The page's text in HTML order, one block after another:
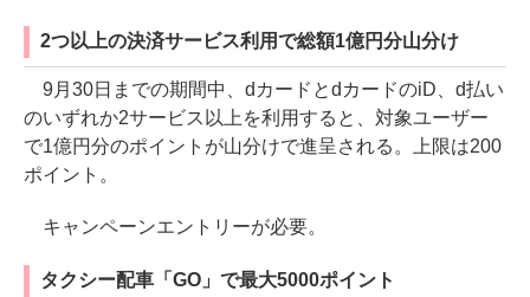
2つ以上の決済サービス利用で総額1億円分山分け
9月30日までの期間中、dカードとdカードのiD、d払い
のいずれか2サービス以上を利用すると、対象ユーザー
で1億円分のポイントが山分けで進呈される。上限は200
ポイント。
キャンペーンエントリーが必要。
タクシー配車「GO」で最大5000ポイント